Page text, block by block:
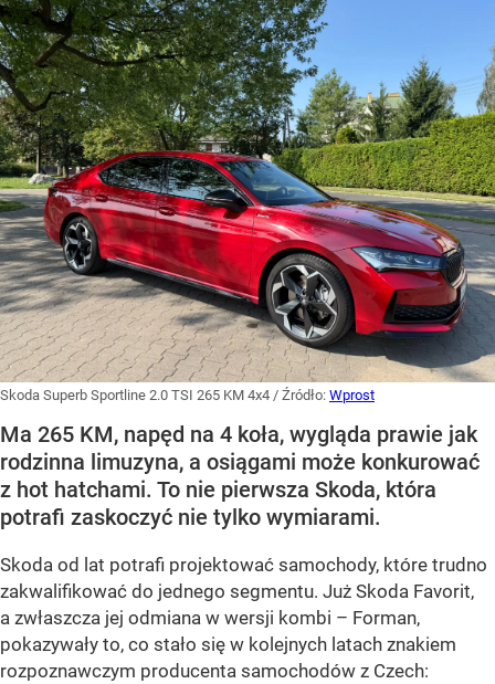
Skoda Superb Sportline 2.0 TSI 265 KM 4x4 / Źródło: Wprost
Ma 265 KM, napęd na 4 koła, wygląda prawie jak
rodzinna limuzyna, a osiągami może konkurować
z hot hatchami. To nie pierwsza Skoda, która
potrafi zaskoczyć nie tylko wymiarami.
Skoda od lat potrafi projektować samochody, które trudno
zakwalifikować do jednego segmentu. Już Skoda Favorit,
a zwłaszcza jej odmiana w wersji kombi – Forman,
pokazywały to, co stało się w kolejnych latach znakiem
rozpoznawczym producenta samochodów z Czech: